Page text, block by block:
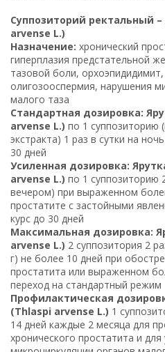
Суппозиторий ректальный
arvense L.)
Назначение: хронический
гиперплазия предстательной
тазовой боли,
олигозооспермия, нарушения
малого таза
Стандартная дозировка:
arvense L.) по 1 суппозиторию
экстракта) 1 раз в сутки на
30 дней
Усиленная дозировка:
arvense L.) по 1 суппозиторию
вечером) при выраженном
простатите с застойными
курс до 30 дней
Максимальная дозировка:
arvense L.) 2 суппозитория 2
г) не более 10 дней при
простатита или выраженном
переход на стандартный режим
Профилактическая
(Thlaspi arvense L.) 1
14 дней каждые 2 месяца для
хронического простатита и